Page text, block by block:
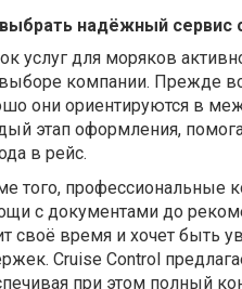
надёжный сервис
услуг для моряков
компании. Прежде
они ориентируются в
этап оформления,
в рейс.
того, профессиональные
с документами до
своё время и хочет быть
Cruise Control
при этом полный